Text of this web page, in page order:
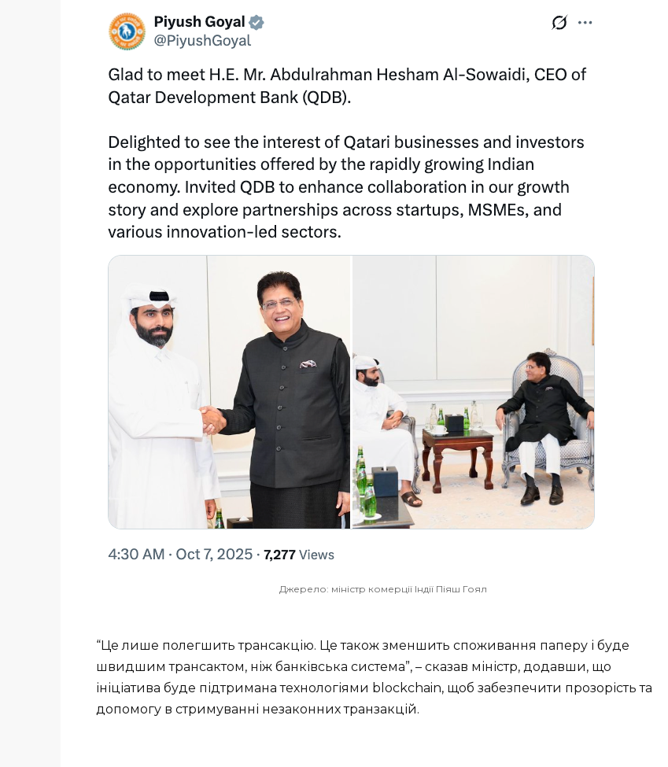
Джерело: міністр комерції Індії Піяш Гоял
“Це лише полегшить трансакцію. Це також зменшить споживання паперу і буде
швидшим трансактом, ніж банківська система”, – сказав міністр, додавши, що
ініціатива буде підтримана технологіями blockchain, щоб забезпечити прозорість та
допомогу в стримуванні незаконних транзакцій.